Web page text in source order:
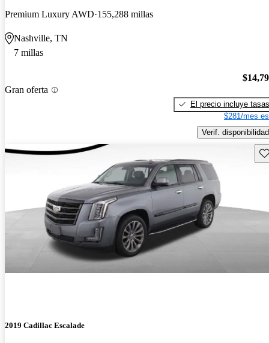
Premium Luxury AWD 155,288 millas
Nashville, TN
7 millas
Gran oferta
El precio incluye tasas
$281/mes
Verif. disponibilidad
2019 Cadillac Escalade